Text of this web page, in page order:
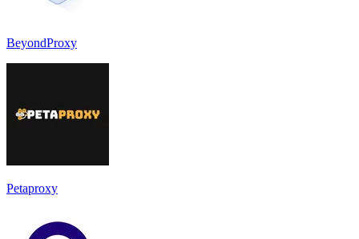
BeyondProxy
Petaproxy